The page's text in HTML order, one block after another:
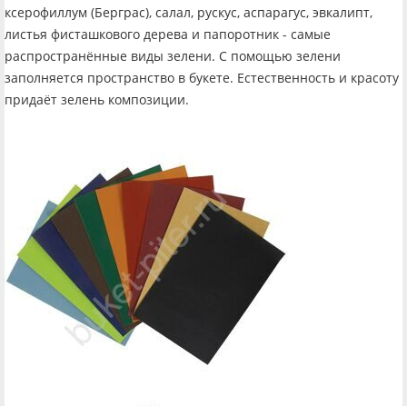
ксерофиллум (Берграс), салал, рускус, аспарагус, эвкалипт,
листья фисташкового дерева и папоротник - самые
распространённые виды зелени. С помощью зелени
заполняется пространство в букете. Естественность и красоту
придаёт зелень композиции.